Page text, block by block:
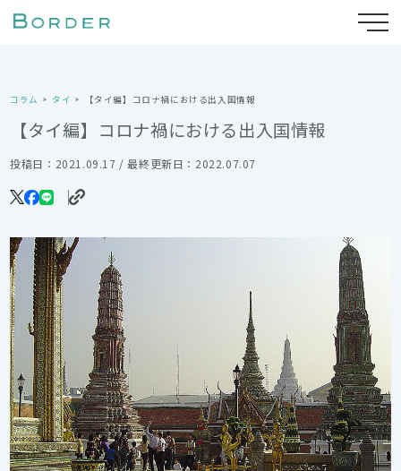
コラム タイ 【タイ編】コロナ禍における出入国情報
【タイ編】コロナ禍における出入国情報
投稿日：2021.09.17 / 最終更新日：2022.07.07